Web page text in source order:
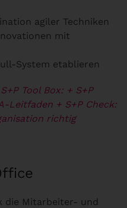
agiler Techniken
mit
System etablieren
Tool Box: + S+P
Leitfaden + S+P Check:
richtig
die Mitarbeiter- und